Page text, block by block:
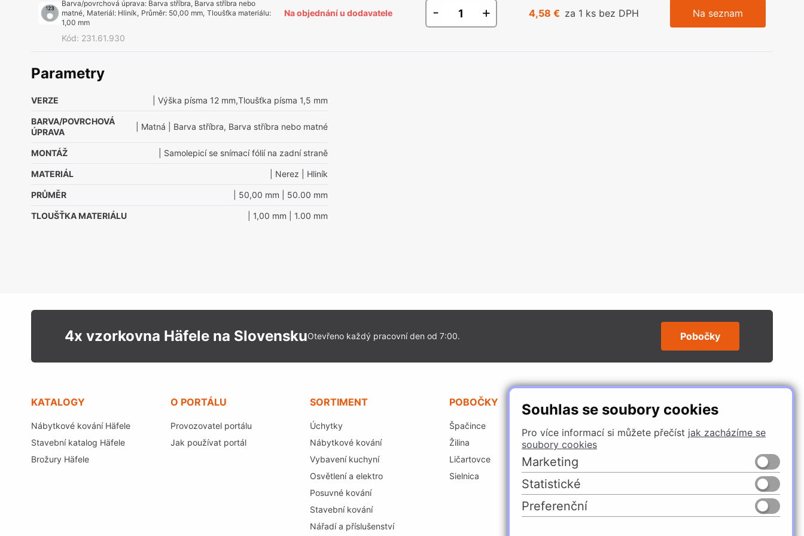
Souhlas se soubory cookies
Pro více informací si můžete přečíst jak zacházíme se
soubory cookies
Marketing
Statistické
Preferenční
Barva/povrchová úprava: Barva stříbra, Barva stříbra nebo
matné, Materiál: Hliník, Průměr: 50,00 mm, Tloušťka materiálu:
1,00 mm
Kód: 231.61.930
Na objednání u dodavatele - + 4,58 € za 1 ks bez DPH Na seznam
Parametry
VERZE | Výška písma 12 mm,Tloušťka písma 1,5 mm
BARVA/POVRCHOVÁ
ÚPRAVA
| Matná | Barva stříbra, Barva stříbra nebo matné
MONTÁŽ | Samolepicí se snímací fólií na zadní straně
MATERIÁL | Nerez | Hliník
PRŮMĚR | 50,00 mm | 50.00 mm
TLOUŠŤKA MATERIÁLU | 1,00 mm | 1.00 mm
4x vzorkovna Häfele na SlovenskuOtevřeno každý pracovní den od 7:00. Pobočky
KATALOGY
Nábytkové kování Häfele
Stavební katalog Häfele
Brožury Häfele
O PORTÁLU
Provozovatel portálu
Jak používat portál
SORTIMENT
Úchytky
Nábytkové kování
Vybavení kuchyní
Osvětlení a elektro
Posuvné kování
Stavební kování
Nářadí a příslušenství
POBOČKY
Špačince
Žilina
Ličartovce
Sielnica
SLEDUJTE NÁS
Česko Slovensko